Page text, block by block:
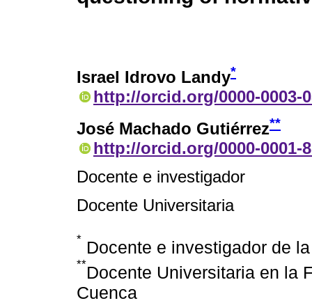
Israel Idrovo Landy*
http://orcid.org/0000-0003-
José Machado Gutiérrez**
http://orcid.org/0000-0001-
Docente e investigador
Docente Universitaria
* Docente e investigador de
**Docente Universitaria en la
Cuenca